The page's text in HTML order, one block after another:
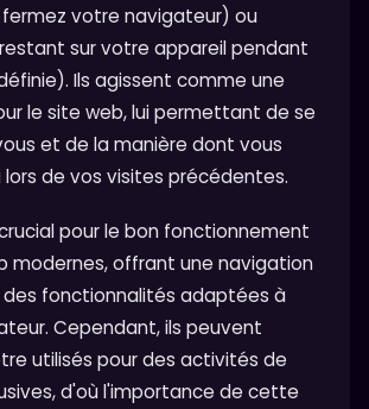
votre navigateur) ou
sur votre appareil pendant
Ils agissent comme une
le site web, lui permettant de se
et de la manière dont vous
de vos visites précédentes.
pour le bon fonctionnement
modernes, offrant une navigation
fonctionnalités adaptées à
Cependant, ils peuvent
utilisés pour des activités de
d'où l'importance de cette